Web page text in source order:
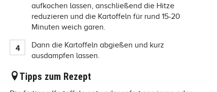
aufkochen lassen, anschließend die Hitze
reduzieren und die Kartoffeln für rund 15-20
Minuten weich garen.
Dann die Kartoffeln abgießen und kurz
ausdampfen lassen.
Tipps zum Rezept